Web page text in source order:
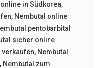
in Südkorea,
, Nembutal online
pentobarbital
sicher online
verkaufen, Nembutal
, Nembutal zum